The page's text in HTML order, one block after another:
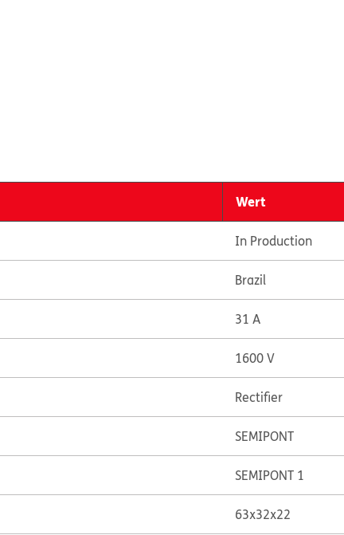
Wert
In Production
Brazil
31 A
1600 V
Rectifier
SEMIPONT
SEMIPONT 1
63x32x22